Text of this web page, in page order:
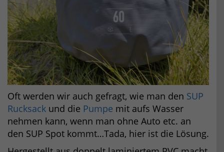
Oft werden wir auch gefragt, wie man den SUP
Rucksack und die Pumpe mit aufs Wasser
nehmen kann, wenn man ohne Auto etc. an
den SUP Spot kommt…Tada, hier ist die Lösung.